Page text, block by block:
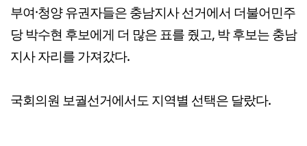
부여·청양 유권자들은 충남지사 선거에서 더불어민주
당 박수현 후보에게 더 많은 표를 줬고, 박 후보는 충남
지사 자리를 가져갔다.
국회의원 보궐선거에서도 지역별 선택은 달랐다.